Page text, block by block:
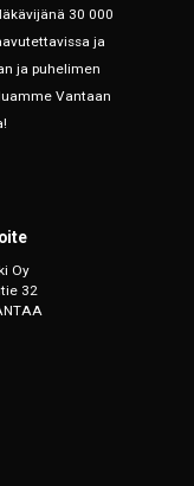
30 000
ja
ja puhelimen
Vantaan
Oy
32